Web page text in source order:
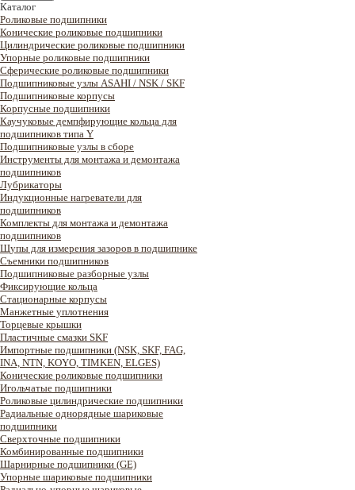
Каталог
Роликовые подшипники
Конические роликовые подшипники
Цилиндрические роликовые подшипники
Упорные роликовые подшипники
Сферические роликовые подшипники
Подшипниковые узлы ASAHI / NSK / SKF
Подшипниковые корпусы
Корпусные подшипники
Каучуковые демпфирующие кольца для
подшипников типа Y
Подшипниковые узлы в сборе
Инструменты для монтажа и демонтажа
подшипников
Лубрикаторы
Индукционные нагреватели для
подшипников
Комплекты для монтажа и демонтажа
подшипников
Щупы для измерения зазоров в подшипнике
Съемники подшипников
Подшипниковые разборные узлы
Фиксирующие кольца
Стационарные корпусы
Манжетные уплотнения
Торцевые крышки
Пластичные смазки SKF
Импортные подшипники (NSK, SKF, FAG,
INA, NTN, KOYO, TIMKEN, ELGES)
Конические роликовые подшипники
Игольчатые подшипники
Роликовые цилиндрические подшипники
Радиальные однорядные шариковые
подшипники
Сверхточные подшипники
Комбинированные подшипники
Шарнирные подшипники (GE)
Упорные шариковые подшипники